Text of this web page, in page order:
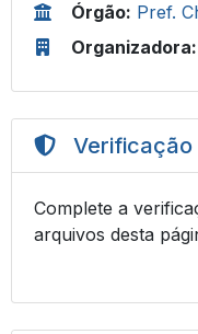
Órgão: Pref.
Organizadora:
Verificação
Complete a
arquivos desta